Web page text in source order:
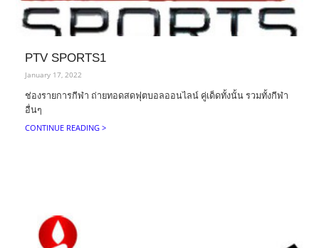
PTV SPORTS1
January 17, 2022
ช่องรายการกีฬา ถ่ายทอดสดฟุตบอลออนไลน์ คู่เด็ดทั้งนั้น รวมทั้งกีฬา
อื่นๆ
CONTINUE READING >